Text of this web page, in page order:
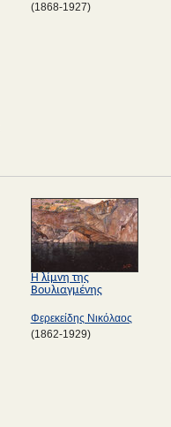
(1868-1927)
Η λίμνη της
Βουλιαγμένης
Φερεκείδης Νικόλαος
(1862-1929)